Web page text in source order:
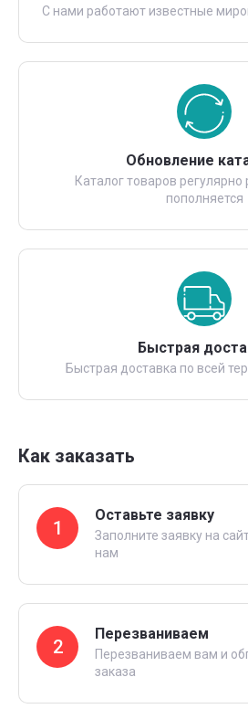
С нами работают известные
Обновление
Каталог товаров регулярно
пополняется
Быстрая
Быстрая доставка по всей
Как заказать
1
Оставьте заявку
Заполните заявку на
нам
2
Перезваниваем
Перезваниваем вам и
заказа